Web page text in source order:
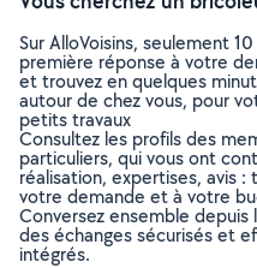
Sur AlloVoisins, seulement
première réponse à votre
et trouvez en quelques
autour de chez vous, pour
petits travaux
Consultez les profils des
particuliers, qui vous ont
réalisation, expertises, avis
votre demande et à votre
Conversez ensemble depuis
des échanges sécurisés et
intégrés.